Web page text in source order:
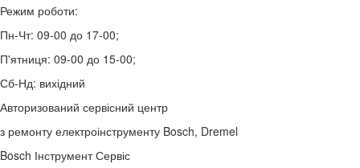
Режим роботи:
Пн-Чт: 09-00 до 17-00;
П'ятниця: 09-00 до 15-00;
Сб-Нд: вихідний
Авторизований сервісний центр
з ремонту електроінструменту Bosch, Dremel
Bosch Інструмент Сервіс